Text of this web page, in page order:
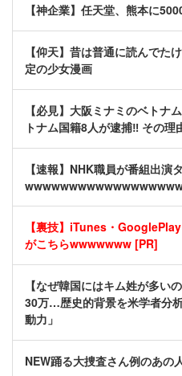
【神企業】任天堂、熊本に
【仰天】昔は普通に読んで
定の少女漫画
【必見】大阪ミナミのベトナ
トナム国籍8人が逮捕‼ その理
【速報】NHK職員が番組出演
【裏技】iTunes・
がこちらwwwwwww [PR]
【なぜ韓国にはキム姓が多い
30万…歴史的背景を米学者分
動力」
NEW踊る大捜査さん例のあの